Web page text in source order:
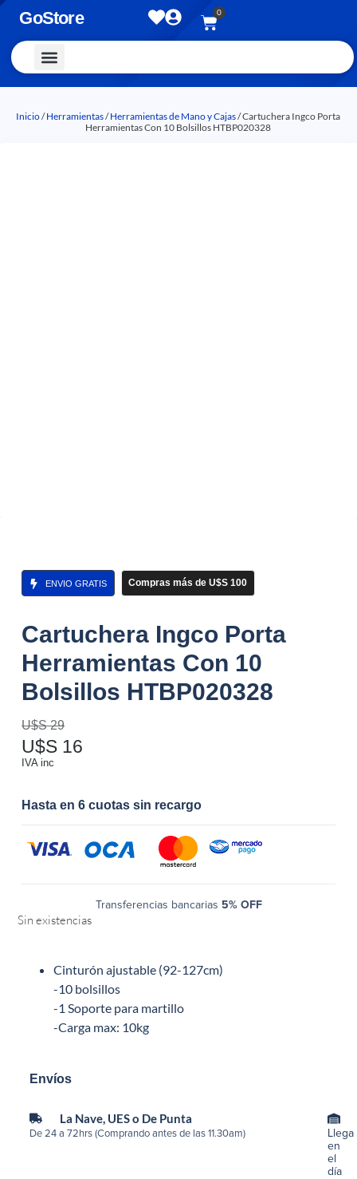
GoStore 0
Inicio/Herramientas/Herramientas de Mano y Cajas/ Cartuchera Ingco Porta
Herramientas Con 10 Bolsillos HTBP020328
ENVIO GRATIS Compras más de U$S 100
Cartuchera Ingco Porta
Herramientas Con 10
Bolsillos HTBP020328
U$S29
U$S 16
IVA inc
Hasta en 6 cuotas sin recargo
Transferencias bancarias 5% OFF
Sin existencias
Cinturón ajustable (92-127cm)
-10 bolsillos
-1 Soporte para martillo
-Carga max: 10kg
Envíos
La Nave, UES o De Punta
De 24 a 72hrs (Comprando antes de las 11.30am)
Llega
en
el
día